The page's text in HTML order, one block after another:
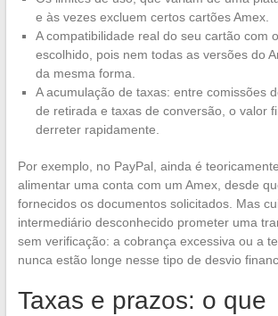
e às vezes excluem certos cartões Amex.
A compatibilidade real do seu cartão com
escolhido, pois nem todas as versões do
da mesma forma.
A acumulação de taxas: entre comissões
de retirada e taxas de conversão, o valor
derreter rapidamente.
Por exemplo, no PayPal, ainda é
alimentar uma conta com um Amex, desde
fornecidos os documentos solicitados. Mas
intermediário desconhecido prometer uma
sem verificação: a cobrança excessiva ou a
nunca estão longe nesse tipo de desvio
Taxas e prazos: o que